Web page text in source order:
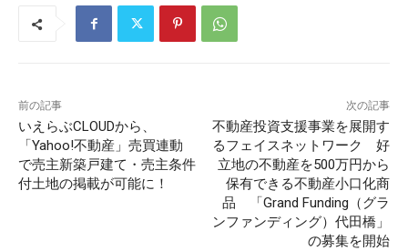
前の記事
いえらぶCLOUDから、
「Yahoo!不動産」売買連動
で売主新築戸建て・売主条件
付土地の掲載が可能に！
次の記事
不動産投資支援事業を展開す
るフェイスネットワーク 好
立地の不動産を500万円から
保有できる不動産小口化商
品 「Grand Funding（グラ
ンファンディング）代田橋」
の募集を開始